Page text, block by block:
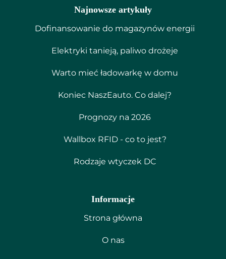
Najnowsze artykuły
Dofinansowanie do magazynów energii
Elektryki tanieją, paliwo drożeje
Warto mieć ładowarkę w domu
Koniec NaszEauto. Co dalej?
Prognozy na 2026
Wallbox RFID - co to jest?
Rodzaje wtyczek DC
Informacje
Strona główna
O nas